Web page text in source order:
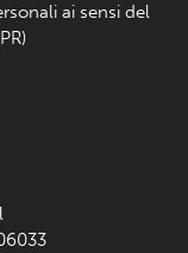
ai sensi del